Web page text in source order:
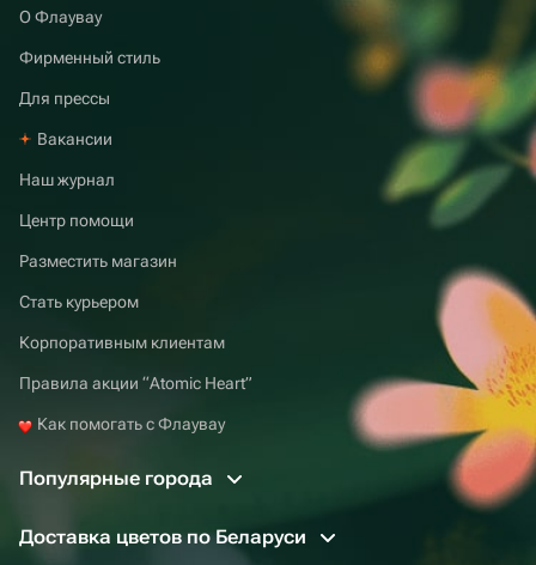
О Флаувау
Фирменный стиль
Для прессы
Вакансии
Наш журнал
Центр помощи
Разместить магазин
Стать курьером
Корпоративным клиентам
Правила акции “Atomic Heart”
Как помогать с Флаувау
Популярные города
Доставка цветов по Беларуси